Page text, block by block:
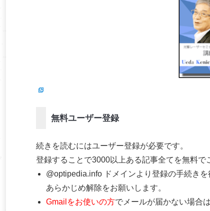
無料ユーザー登録
続きを読むにはユーザー登録が必要です。
登録することで3000以上ある記事全てを無料で
@optipedia.info ドメインより登録の手続き
あらかじめ解除をお願いします。
Gmailをお使いの方でメールが届かない場合は